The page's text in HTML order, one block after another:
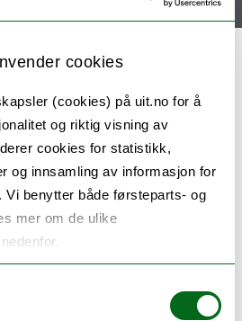
cookies
(cookies) på uit.no for å
og riktig visning av
cookies for statistikk,
og innsamling av informasjon for
Vi benytter både førsteparts- og
mer om de ulike
Vegaøyan
FUGLAN VEIT sine
uke 17/22, inviterer vi til
1. mai- helga.
Hysværøyan